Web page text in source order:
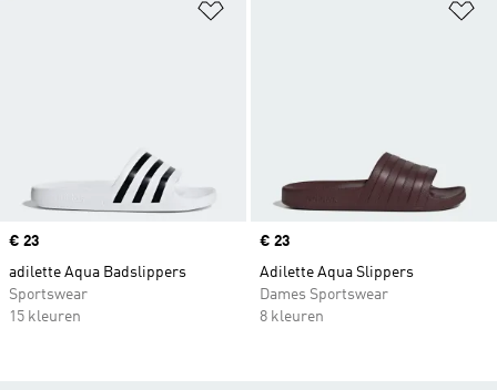
Price
€ 23
adilette Aqua Badslippers
Sportswear
15 kleuren
Price
€ 23
Adilette Aqua Slippers
Dames Sportswear
8 kleuren